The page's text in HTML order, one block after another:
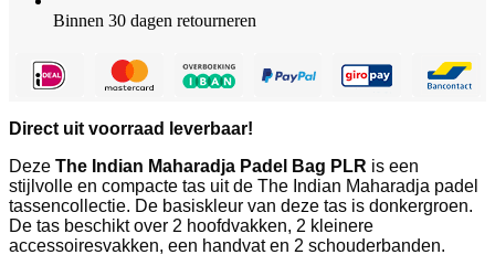
Binnen 30 dagen retourneren
Direct uit voorraad leverbaar!
Deze The Indian Maharadja Padel Bag PLR is een
stijlvolle en compacte tas uit de The Indian Maharadja padel
tassencollectie. De basiskleur van deze tas is donkergroen.
De tas beschikt over 2 hoofdvakken, 2 kleinere
accessoiresvakken, een handvat en 2 schouderbanden.